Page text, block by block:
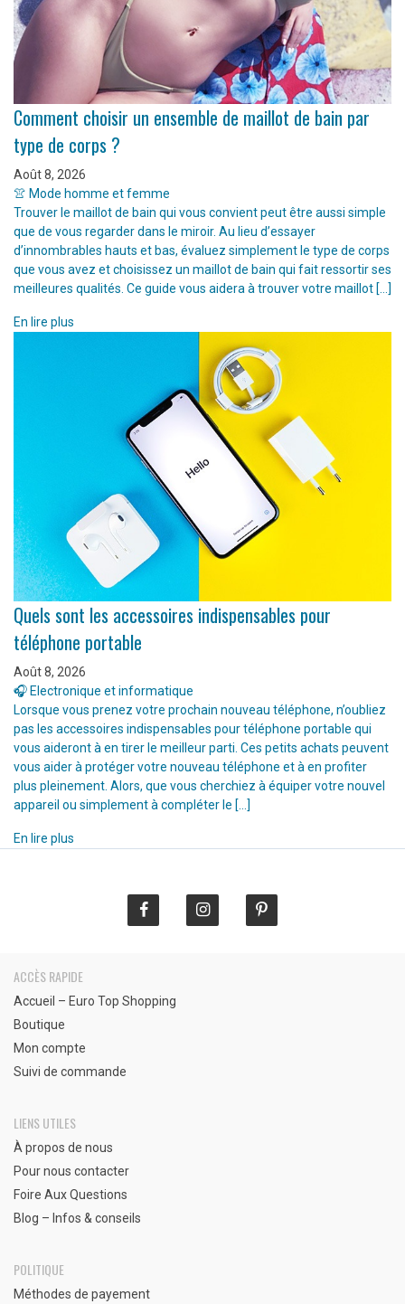
Comment choisir un ensemble de maillot de bain par
type de corps ?
Août 8, 2026
👚 Mode homme et femme
Trouver le maillot de bain qui vous convient peut être aussi simple
que de vous regarder dans le miroir. Au lieu d’essayer
d’innombrables hauts et bas, évaluez simplement le type de corps
que vous avez et choisissez un maillot de bain qui fait ressortir ses
meilleures qualités. Ce guide vous aidera à trouver votre maillot […]
En lire plus
Quels sont les accessoires indispensables pour
téléphone portable
Août 8, 2026
🎧 Electronique et informatique
Lorsque vous prenez votre prochain nouveau téléphone, n’oubliez
pas les accessoires indispensables pour téléphone portable qui
vous aideront à en tirer le meilleur parti. Ces petits achats peuvent
vous aider à protéger votre nouveau téléphone et à en profiter
plus pleinement. Alors, que vous cherchiez à équiper votre nouvel
appareil ou simplement à compléter le […]
En lire plus
ACCÈS RAPIDE
Accueil – Euro Top Shopping
Boutique
Mon compte
Suivi de commande
LIENS UTILES
À propos de nous
Pour nous contacter
Foire Aux Questions
Blog – Infos & conseils
POLITIQUE
Méthodes de payement